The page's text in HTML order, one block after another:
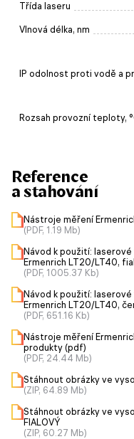
Třída laseru
Vlnová délka, nm
IP odolnost proti vodě a
Rozsah provozní teploty,
Reference
a stahování
Nástroje měření
(PDF, 1.19 Mb)
Návod k použití:
Ermenrich LT20/LT40,
(PDF, 1005.37 Kb)
Návod k použití:
Ermenrich LT20/LT40,
(PDF, 651.16 Kb)
Nástroje měření
produkty (pdf)
(PDF, 24.44 Mb)
Stáhnout obrázky ve
(ZIP, 64.89 Mb)
Stáhnout obrázky ve
FIALOVÝ
(ZIP, 60.27 Mb)